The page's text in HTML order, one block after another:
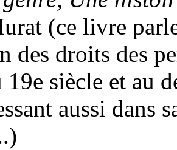
(ce livre
des droits des
19e siècle et au
aussi dans